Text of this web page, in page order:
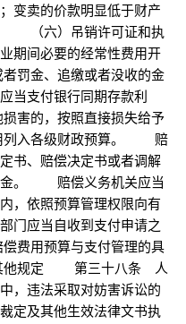
变卖的价款明显低于财产
（六）吊销许可证和执
期间必要的经常性费用开
金、追缴或者没收的金
当支付银行同期存款利
的，按照直接损失给予
入各级财政预算。 赔
书、赔偿决定书或者调解
金。 赔偿义务机关应当
，依照预算管理权限向有
门应当自收到支付申请之
用预算与支付管理的具
他规定 第三十八条 人
，违法采取对妨害诉讼的
定及其他生效法律文书执